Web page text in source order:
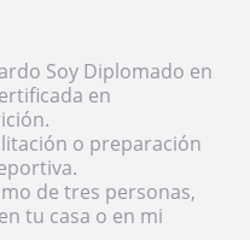
Soy Diplomado en
en
o preparación
de tres personas,
tu casa o en mi